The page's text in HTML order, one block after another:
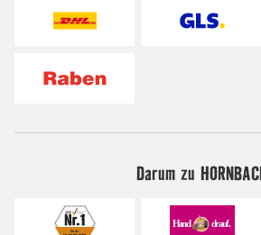
Darum zu